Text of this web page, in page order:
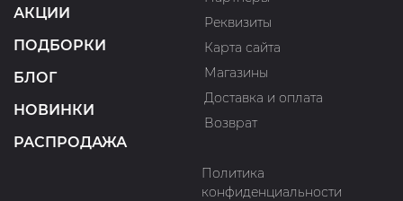
АКЦИИ
ПОДБОРКИ
БЛОГ
НОВИНКИ
РАСПРОДАЖА
Реквизиты
Карта сайта
Магазины
Доставка и оплата
Возврат
Политика
конфиденциальности